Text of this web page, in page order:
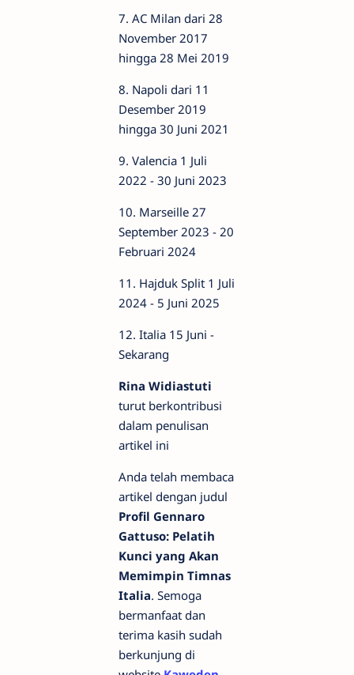
7. AC Milan dari 28
November 2017
hingga 28 Mei 2019
8. Napoli dari 11
Desember 2019
hingga 30 Juni 2021
9. Valencia 1 Juli
2022 - 30 Juni 2023
10. Marseille 27
September 2023 - 20
Februari 2024
11. Hajduk Split 1 Juli
2024 - 5 Juni 2025
12. Italia 15 Juni -
Sekarang
Rina Widiastuti
turut berkontribusi
dalam penulisan
artikel ini
Anda telah membaca
artikel dengan judul
Profil Gennaro
Gattuso: Pelatih
Kunci yang Akan
Memimpin Timnas
Italia. Semoga
bermanfaat dan
terima kasih sudah
berkunjung di